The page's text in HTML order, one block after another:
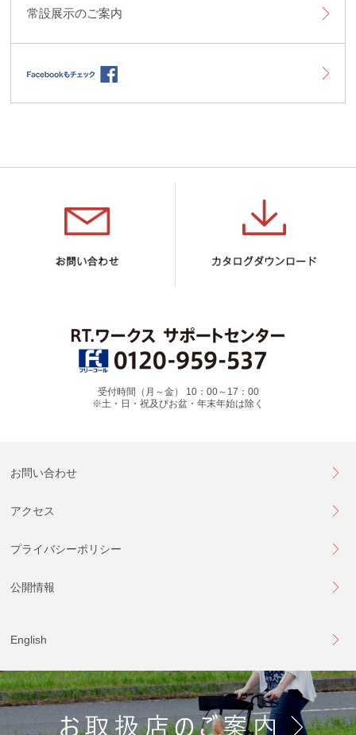
常設展示のご案内
受付時間（月～金） 10：00～17：00
※土・日・祝及びお盆・年末年始は除く
お問い合わせ
アクセス
プライバシーポリシー
公開情報
English